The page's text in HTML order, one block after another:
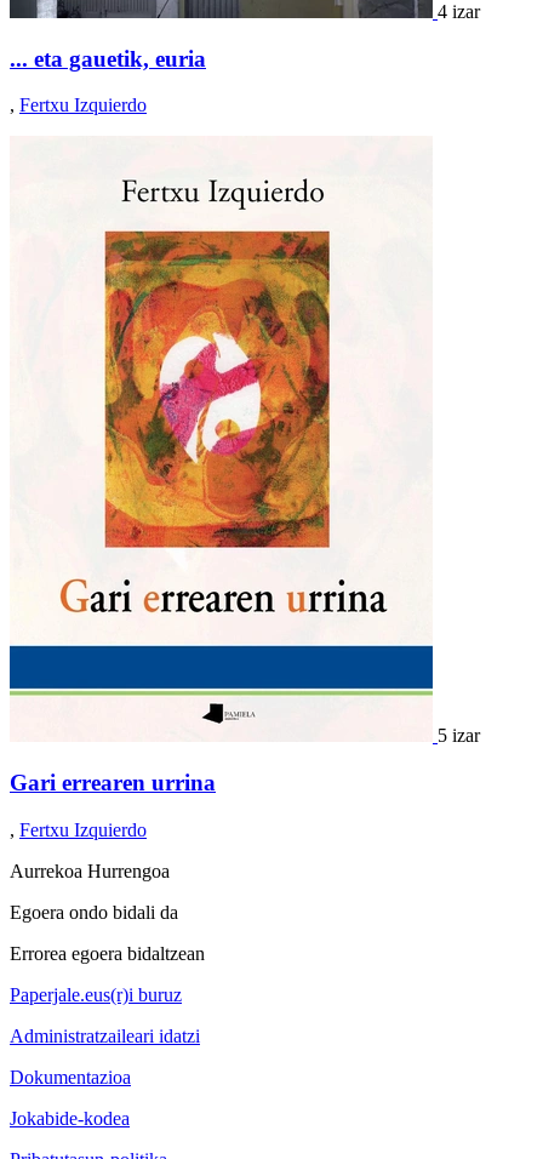
4 izar
... eta gauetik, euria
, Fertxu Izquierdo
5 izar
Gari errearen urrina
, Fertxu Izquierdo
Aurrekoa Hurrengoa
Egoera ondo bidali da
Errorea egoera bidaltzean
Paperjale.eus(r)i buruz
Administratzaileari idatzi
Dokumentazioa
Jokabide-kodea